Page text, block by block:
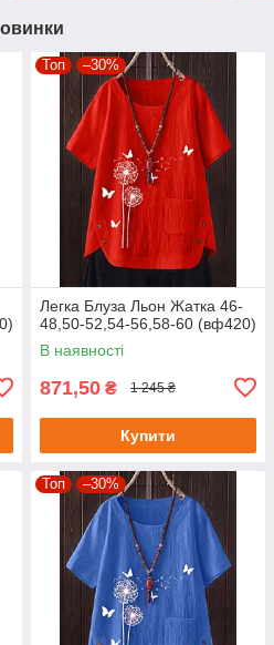
Топ –30%
Легка Блуза Льон Жатка 46-
48,50-52,54-56,58-60 (вф420)
В наявності
871,50 ₴ 1 245 ₴
Купити
Топ –30%